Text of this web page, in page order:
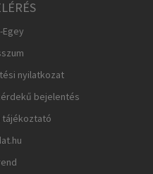
Egey
nyilatkozat
bejelentés
tájékoztató